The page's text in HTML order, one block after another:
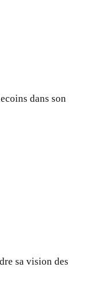
dans son
sa vision des